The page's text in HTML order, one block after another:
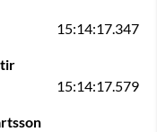
15:14:17.347
15:14:17.579